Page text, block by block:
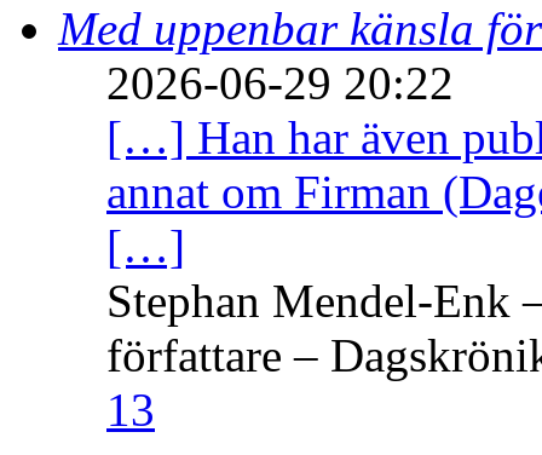
Med uppenbar känsla
2026-06-29 20:22
[…] Han har även
annat om Firman
[…]
Stephan Mendel-Enk
författare –
13